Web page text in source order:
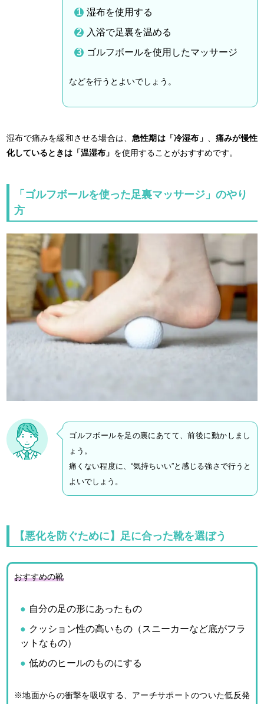
湿布を使用する
入浴で足裏を温める
ゴルフボールを使用したマッサージ
などを行うとよいでしょう。
湿布で痛みを緩和させる場合は、急性期は「冷湿布」 、痛みが慢性
化しているときは「温湿布」 を使用することがおすすめです。
「ゴルフボールを使った足裏マッサージ」のやり
方
ゴルフボールを足の裏にあてて、前後に動かしまし
ょう。
痛くない程度に、“気持ちいい”と感じる強さで行うと
よいでしょう。
【悪化を防ぐために】足に合った靴を選ぼう
おすすめの靴
自分の足の形にあったもの
クッション性の高いもの（スニーカーなど底がフラ
ットなもの）
低めのヒールのものにする
※地面からの衝撃を吸収する、アーチサポートのついた低反発